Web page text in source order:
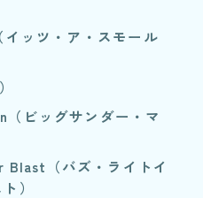
ッツ・ア・スモール
ビッグサンダー・マ
（バズ・ライトイ
）